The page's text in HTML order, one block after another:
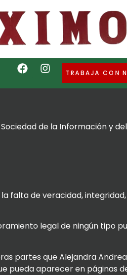
TRABAJA CON
de la Información y
falta de veracidad,
legal de ningún tipo
partes que Alejandra
pueda aparecer en páginas